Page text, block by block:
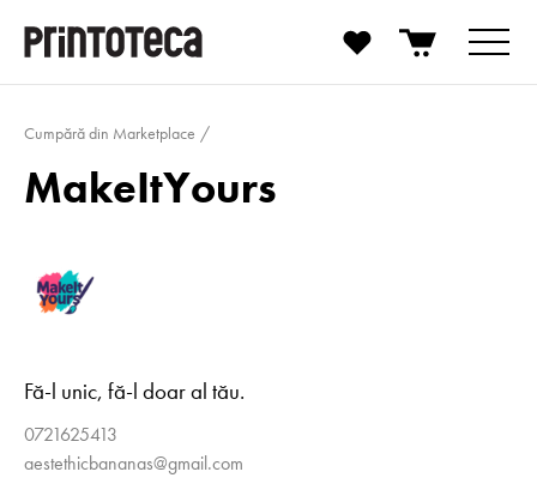
Cumpără din Marketplace
MakeItYours
Fă-l unic, fă-l doar al tău.
0721625413
aestethicbananas@gmail.com